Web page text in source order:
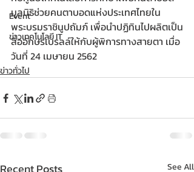
Event
ข่าวเทคโนโลยี IT
มูลนิธิช่วยคนตาบอดแห่งประเทศไทยใน
พระบรมราชินูปถัมภ์ เพื่อนำปฏิทินไปผลิตเป็น
สื่ออักษรเบรลล์ให้กับผู้พิการทางสายตา เมื่อ
วันที่ 24 เมษายน 2562
ข่าวทั่วไป
Recent Posts See All